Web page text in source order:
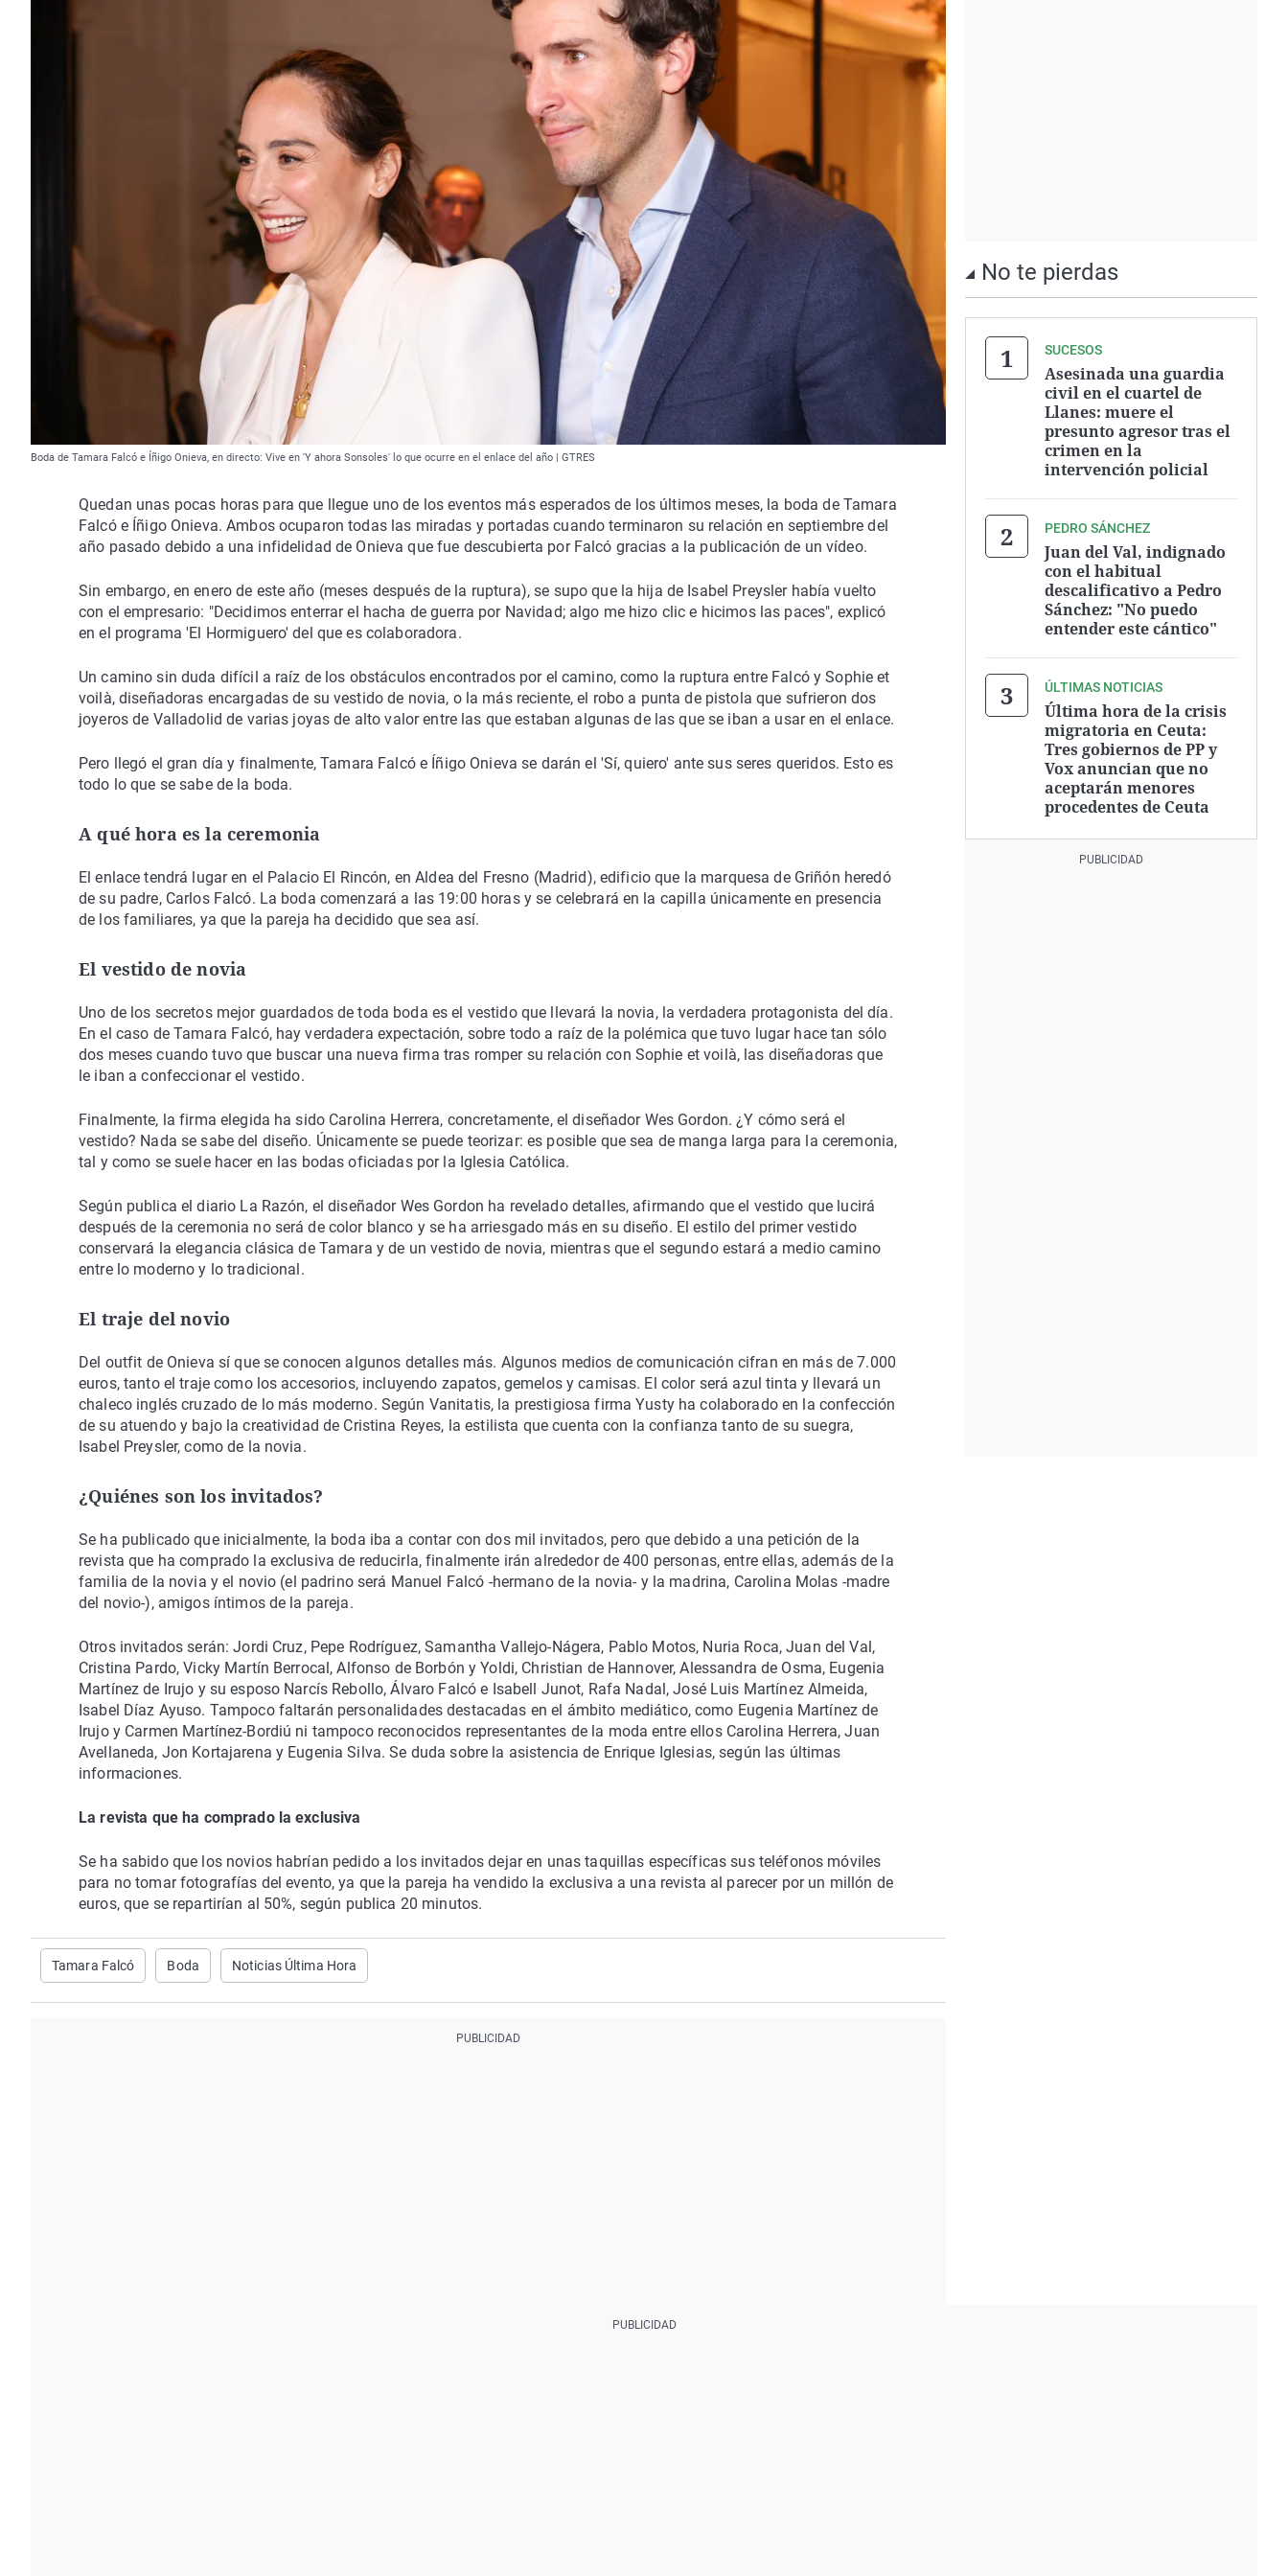
Boda de Tamara Falcó e Íñigo Onieva, en directo: Vive en 'Y ahora Sonsoles' lo que ocurre en el enlace del año | GTRES
Quedan unas pocas horas para que llegue uno de los eventos más esperados de los últimos meses, la boda de Tamara
Falcó e Íñigo Onieva. Ambos ocuparon todas las miradas y portadas cuando terminaron su relación en septiembre del
año pasado debido a una infidelidad de Onieva que fue descubierta por Falcó gracias a la publicación de un vídeo.
Sin embargo, en enero de este año (meses después de la ruptura), se supo que la hija de Isabel Preysler había vuelto
con el empresario: "Decidimos enterrar el hacha de guerra por Navidad; algo me hizo clic e hicimos las paces", explicó
en el programa 'El Hormiguero' del que es colaboradora.
Un camino sin duda difícil a raíz de los obstáculos encontrados por el camino, como la ruptura entre Falcó y Sophie et
voilà, diseñadoras encargadas de su vestido de novia, o la más reciente, el robo a punta de pistola que sufrieron dos
joyeros de Valladolid de varias joyas de alto valor entre las que estaban algunas de las que se iban a usar en el enlace.
Pero llegó el gran día y finalmente, Tamara Falcó e Íñigo Onieva se darán el 'Sí, quiero' ante sus seres queridos. Esto es
todo lo que se sabe de la boda.
A qué hora es la ceremonia
El enlace tendrá lugar en el Palacio El Rincón, en Aldea del Fresno (Madrid), edificio que la marquesa de Griñón heredó
de su padre, Carlos Falcó. La boda comenzará a las 19:00 horas y se celebrará en la capilla únicamente en presencia
de los familiares, ya que la pareja ha decidido que sea así.
El vestido de novia
Uno de los secretos mejor guardados de toda boda es el vestido que llevará la novia, la verdadera protagonista del día.
En el caso de Tamara Falcó, hay verdadera expectación, sobre todo a raíz de la polémica que tuvo lugar hace tan sólo
dos meses cuando tuvo que buscar una nueva firma tras romper su relación con Sophie et voilà, las diseñadoras que
le iban a confeccionar el vestido.
Finalmente, la firma elegida ha sido Carolina Herrera, concretamente, el diseñador Wes Gordon. ¿Y cómo será el
vestido? Nada se sabe del diseño. Únicamente se puede teorizar: es posible que sea de manga larga para la ceremonia,
tal y como se suele hacer en las bodas oficiadas por la Iglesia Católica.
Según publica el diario La Razón, el diseñador Wes Gordon ha revelado detalles, afirmando que el vestido que lucirá
después de la ceremonia no será de color blanco y se ha arriesgado más en su diseño. El estilo del primer vestido
conservará la elegancia clásica de Tamara y de un vestido de novia, mientras que el segundo estará a medio camino
entre lo moderno y lo tradicional.
El traje del novio
Del outfit de Onieva sí que se conocen algunos detalles más. Algunos medios de comunicación cifran en más de 7.000
euros, tanto el traje como los accesorios, incluyendo zapatos, gemelos y camisas. El color será azul tinta y llevará un
chaleco inglés cruzado de lo más moderno. Según Vanitatis, la prestigiosa firma Yusty ha colaborado en la confección
de su atuendo y bajo la creatividad de Cristina Reyes, la estilista que cuenta con la confianza tanto de su suegra,
Isabel Preysler, como de la novia.
¿Quiénes son los invitados?
Se ha publicado que inicialmente, la boda iba a contar con dos mil invitados, pero que debido a una petición de la
revista que ha comprado la exclusiva de reducirla, finalmente irán alrededor de 400 personas, entre ellas, además de la
familia de la novia y el novio (el padrino será Manuel Falcó -hermano de la novia- y la madrina, Carolina Molas -madre
del novio-), amigos íntimos de la pareja.
Otros invitados serán: Jordi Cruz, Pepe Rodríguez, Samantha Vallejo-Nágera, Pablo Motos, Nuria Roca, Juan del Val,
Cristina Pardo, Vicky Martín Berrocal, Alfonso de Borbón y Yoldi, Christian de Hannover, Alessandra de Osma, Eugenia
Martínez de Irujo y su esposo Narcís Rebollo, Álvaro Falcó e Isabell Junot, Rafa Nadal, José Luis Martínez Almeida,
Isabel Díaz Ayuso. Tampoco faltarán personalidades destacadas en el ámbito mediático, como Eugenia Martínez de
Irujo y Carmen Martínez-Bordiú ni tampoco reconocidos representantes de la moda entre ellos Carolina Herrera, Juan
Avellaneda, Jon Kortajarena y Eugenia Silva. Se duda sobre la asistencia de Enrique Iglesias, según las últimas
informaciones.
La revista que ha comprado la exclusiva
Se ha sabido que los novios habrían pedido a los invitados dejar en unas taquillas específicas sus teléfonos móviles
para no tomar fotografías del evento, ya que la pareja ha vendido la exclusiva a una revista al parecer por un millón de
euros, que se repartirían al 50%, según publica 20 minutos.
Tamara Falcó Boda Noticias Última Hora
No te pierdas
SUCESOS
Asesinada una guardia
civil en el cuartel de
Llanes: muere el
presunto agresor tras el
crimen en la
intervención policial
PEDRO SÁNCHEZ
Juan del Val, indignado
con el habitual
descalificativo a Pedro
Sánchez: "No puedo
entender este cántico"
ÚLTIMAS NOTICIAS
Última hora de la crisis
migratoria en Ceuta:
Tres gobiernos de PP y
Vox anuncian que no
aceptarán menores
procedentes de Ceuta